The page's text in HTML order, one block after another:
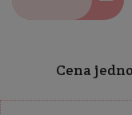
Cena